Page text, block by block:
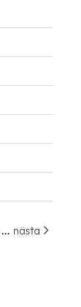
... nästa